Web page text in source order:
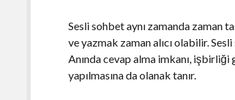
Sesli sohbet aynı zamanda zaman
ve yazmak zaman alıcı olabilir.
Anında cevap alma imkanı,
yapılmasına da olanak tanır.